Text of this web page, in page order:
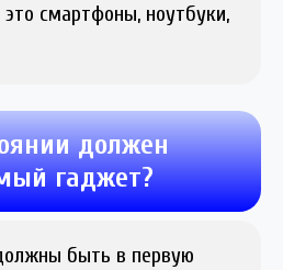
смартфоны, ноутбуки,
должен
гаджет?
быть в первую